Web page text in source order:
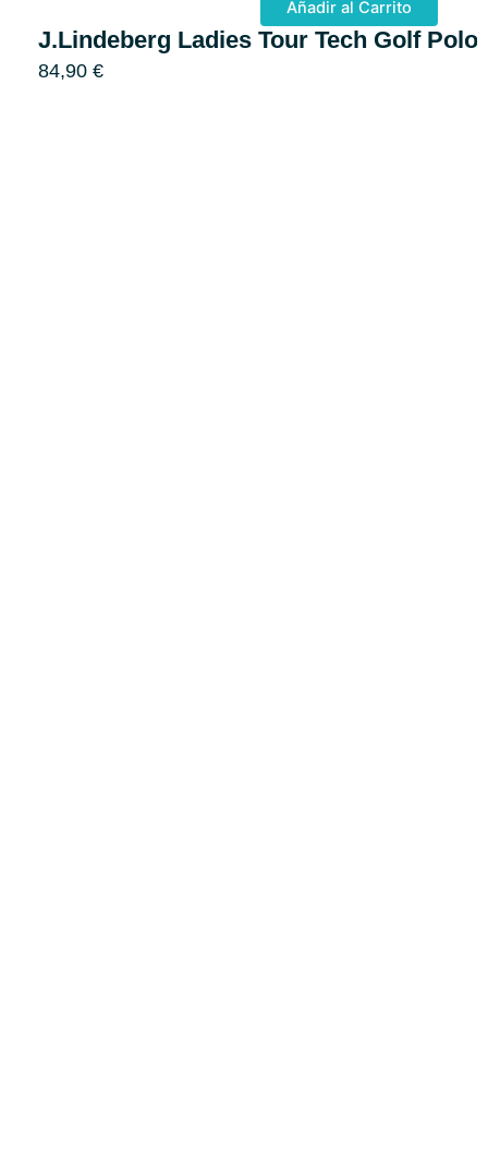
Añadir al Carrito
J.Lindeberg Ladies Tour Tech Golf Polo
84,90 €